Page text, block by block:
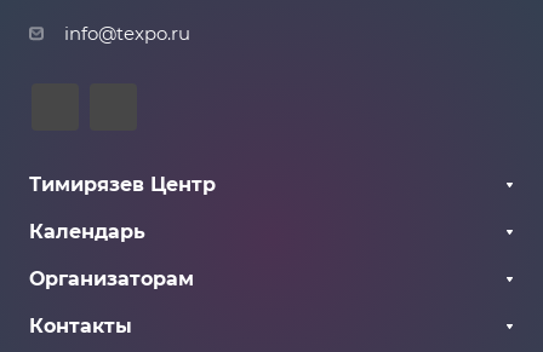
info@texpo.ru
Тимирязев Центр
О Центре
Календарь
Все мероприятия
Организаторам
Информация для организаторов
Контакты